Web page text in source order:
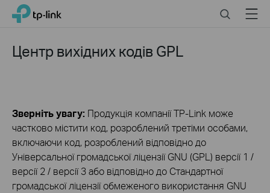
Click
navigation
TP-Link, Reliably Smart SearchMenu
Центр вихідних кодів GPL
Зверніть увагу: Продукція компанії TP-Link може
частково містити код, розроблений третіми особами,
включаючи код, розроблений відповідно до
Універсальної громадської ліцензії GNU (GPL) версії 1 /
версії 2 / версії 3 або відповідно до Стандартної
громадської ліцензії обмеженого використання GNU